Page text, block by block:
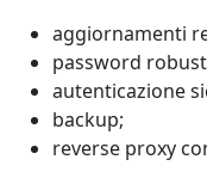
aggiornamenti
password
autenticazione
backup;
reverse proxy